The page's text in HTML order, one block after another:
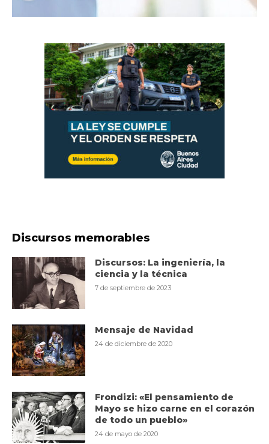
Discursos memorables
Discursos: La ingeniería, la
ciencia y la técnica
7 de septiembre de 2023
Mensaje de Navidad
24 de diciembre de 2020
Frondizi: «El pensamiento de
Mayo se hizo carne en el corazón
de todo un pueblo»
24 de mayo de 2020